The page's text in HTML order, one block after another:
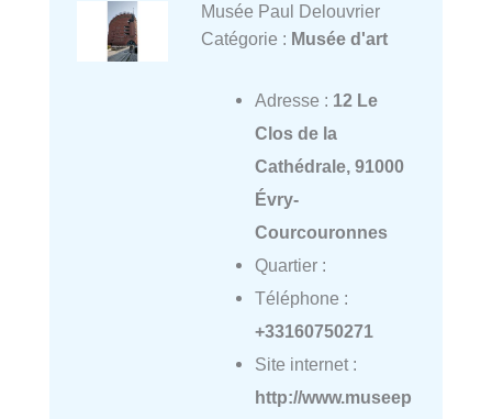
Musée Paul Delouvrier
Catégorie : Musée d'art
Adresse : 12 Le
Clos de la
Cathédrale, 91000
Évry-
Courcouronnes
Quartier :
Téléphone :
+33160750271
Site internet :
http://www.museep